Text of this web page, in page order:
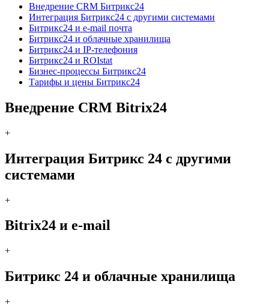
Внедрение CRM Битрикс24
Интеграция Битрикс24 с другими системами
Битрикс24 и e-mail почта
Битрикс24 и облачные хранилища
Битрикс24 и IP-телефония
Битрикс24 и ROIstat
Бизнес-процессы Битрикс24
Тарифы и цены Битрикс24
Внедрение CRM Bitrix24
+
Интеграция Битрикс 24 с другими
системами
+
Bitrix24 и e-mail
+
Битрикс 24 и облачные хранилища
+